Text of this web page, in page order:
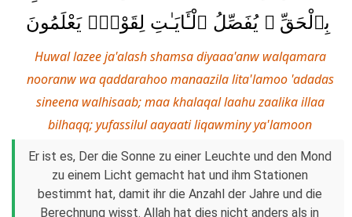
بِٱلْحَقِّ ۚ يُفَصِّلُ ٱلْـَٔايَـٰتِ لِقَوْمٍۢ يَعْلَمُونَ
Huwal lazee ja'alash shamsa diyaaa'anw walqamara
nooranw wa qaddarahoo manaazila lita'lamoo 'adadas
sineena walhisaab; maa khalaqal laahu zaalika illaa
bilhaqq; yufassilul aayaati liqawminy ya'lamoon
Er ist es, Der die Sonne zu einer Leuchte und den Mond
zu einem Licht gemacht hat und ihm Stationen
bestimmt hat, damit ihr die Anzahl der Jahre und die
Berechnung wisst. Allah hat dies nicht anders als in